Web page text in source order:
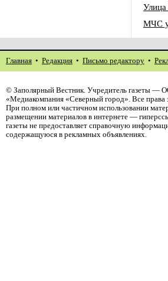
Улица
МЧС
Главная • Редакция • Письмо редактору •
© Заполярный Вестник. Учредитель газеты —
«Медиакомпания «Северный город». Все
При полном или частичном использовании
размещении материалов в интернете —
газеты не предоставляет справочную
содержащуюся в рекламных объявлениях.